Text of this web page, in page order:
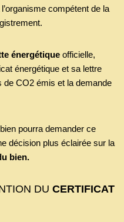
compétent de la
énergétique officielle,
énergétique et sa lettre
de CO2 émis et la demande
pourra demander ce
décision plus éclairée sur la
bien.
DU CERTIFICAT